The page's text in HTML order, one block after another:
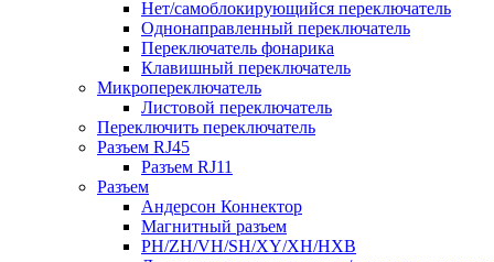
Нет/самоблокирующийся переключатель
Однонаправленный переключатель
Переключатель фонарика
Клавишный переключатель
Микропереключатель
Листовой переключатель
Переключить переключатель
Разъем RJ45
Разъем RJ11
Разъем
Андерсон Коннектор
Магнитный разъем
PH/ZH/VH/SH/XY/XH/HXB